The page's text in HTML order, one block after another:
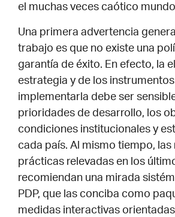
el muchas veces caótico mundo
Una primera advertencia
trabajo es que no existe una
garantía de éxito. En efecto, la
estrategia y de los
implementarla debe ser
prioridades de desarrollo, los
condiciones institucionales y
cada país. Al mismo tiempo, las
prácticas relevadas en los
recomiendan una mirada
PDP, que las conciba como
medidas interactivas